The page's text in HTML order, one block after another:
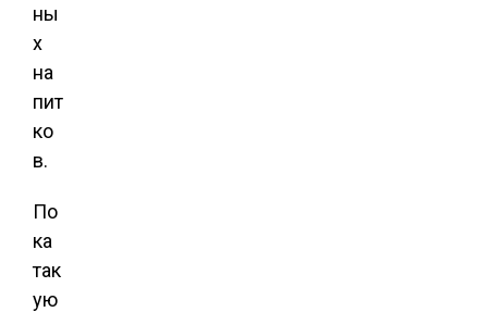
ны
х
на
пит
ко
в.
По
ка
так
ую